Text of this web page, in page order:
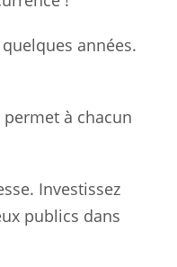
années.
à chacun
Investissez
publics dans